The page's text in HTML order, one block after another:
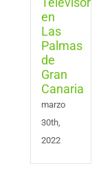
marzo
30th,
2022